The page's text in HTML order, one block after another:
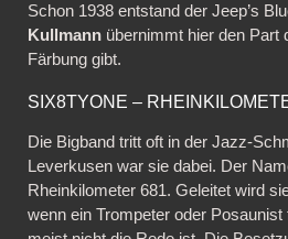
Schon 1938 entstand der Jeep’s
Kullmann übernimmt hier den Part
Färbung gibt.
SIX8TYONE –
Die Bigband tritt oft in der Jazz-
Leverkusen war sie dabei. Der
Rheinkilometer 681. Geleitet wird
wenn ein Trompeter oder